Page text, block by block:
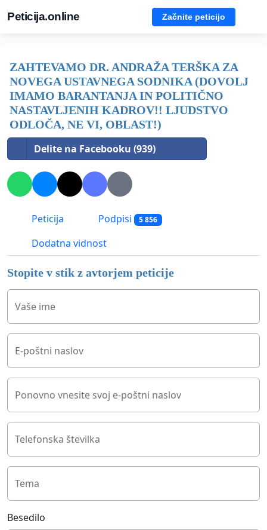
Peticija.online Začnite peticijo
ZAHTEVAMO DR. ANDRAŽA TERŠKA ZA
NOVEGA USTAVNEGA SODNIKA (DOVOLJ
IMAMO BARANTANJA IN POLITIČNO
NASTAVLJENIH KADROV!! LJUDSTVO
ODLOČA, NE VI, OBLAST!)
Delite na Facebooku (939)
Peticija Podpisi 5 856
Dodatna vidnost
Stopite v stik z avtorjem peticije
Vaše ime
E-poštni naslov
Ponovno vnesite svoj e-poštni naslov
Telefonska številka
Tema
Besedilo